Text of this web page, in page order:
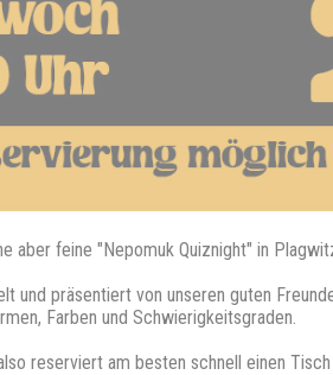
aber feine "Nepomuk Quiznight" in
und präsentiert von unseren guten
Farben und Schwierigkeitsgraden.
reserviert am besten schnell einen